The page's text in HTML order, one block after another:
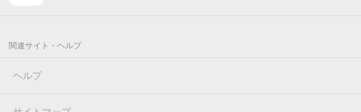
関連サイト・ヘルプ
ヘルプ